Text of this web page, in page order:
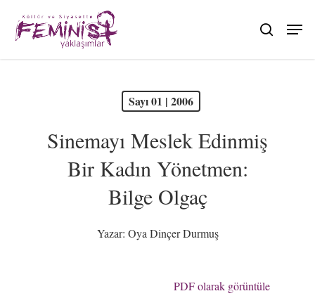
main
search
Sayı 01 | 2006
Sinemayı Meslek Edinmiş
Bir Kadın Yönetmen:
Bilge Olgaç
Yazar: Oya Dinçer Durmuş
PDF olarak görüntüle